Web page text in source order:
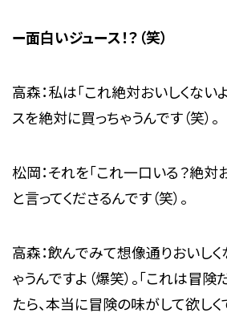
ー面白いジュース！？（笑）
高森：私は「これ絶対おいしくない
スを絶対に買っちゃうんです（笑）。
松岡：それを「これ一口いる？絶対
と言ってくださるんです（笑）。
高森：飲んでみて想像通りおいしく
ゃうんですよ（爆笑）。「これは冒険
たら、本当に冒険の味がして欲しくて